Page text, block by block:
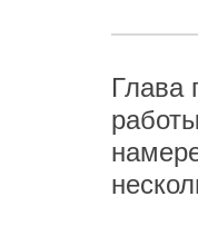
Глава